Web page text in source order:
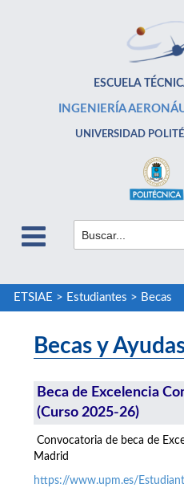
ESCUELA
INGENIERÍA
UNIVERSIDAD
ETSIAE > Estudiantes > Becas
Becas y
Beca de Excelencia
(Curso 2025-26)
Convocatoria de beca de
Madrid
https://www.upm.es/